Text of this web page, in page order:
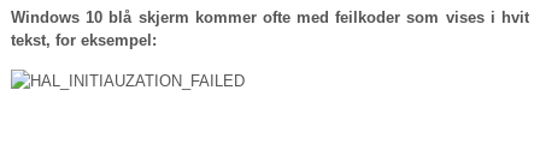
Windows 10 blå skjerm kommer ofte med feilkoder som vises i hvit
tekst, for eksempel: